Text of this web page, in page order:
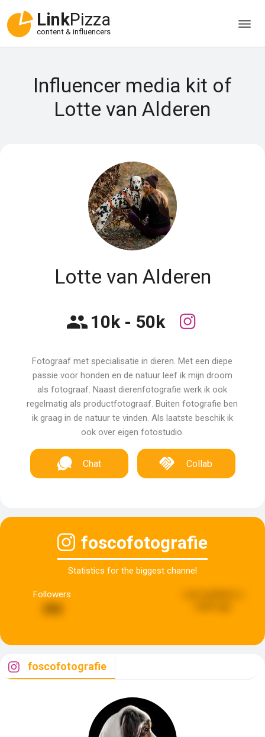
LinkPizza
content & influencers
Influencer media kit of
Lotte van Alderen
Lotte van Alderen
10k - 50k
Fotograaf met specialisatie in dieren. Met een diepe
passie voor honden en de natuur leef ik mijn droom
als fotograaf. Naast dierenfotografie werk ik ook
regelmatig als productfotograaf. Buiten fotografie ben
ik graag in de natuur te vinden. Als laatste beschik ik
ook over eigen fotostudio.
Chat Collab
foscofotografie
Statistics for the biggest channel
Followers
foscofotografie